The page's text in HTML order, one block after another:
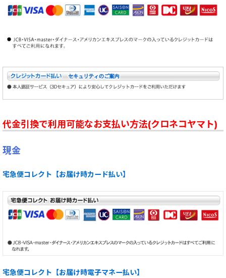
代金引換で利用可能なお支払い方法(クロネコヤマト)
現金
宅急便コレクト【お届け時カード払い】
宅急便コレクト【お届け時電子マネー払い】